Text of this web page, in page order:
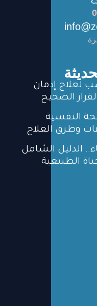
لعلاج إدمان
الصحيح
النفسية
وطرق العلاج
الدليل الشامل
الطبيعية